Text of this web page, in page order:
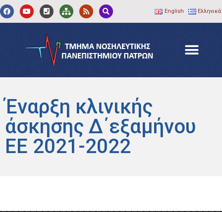
English Ελληνικά
Έναρξη κλινικής
άσκησης Δ΄εξαμήνου
ΕΕ 2021-2022